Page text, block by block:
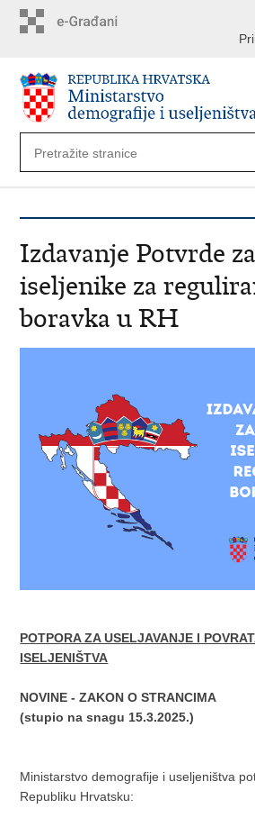
Izdavanje Potvrde
iseljenike za
boravka u RH
POTPORA ZA USELJAVANJE I
ISELJENIŠTVA
NOVINE - ZAKON O STRANCIMA
(stupio na snagu 15.3.2025.)
Ministarstvo demografije i useljeništva
Republiku Hrvatsku: